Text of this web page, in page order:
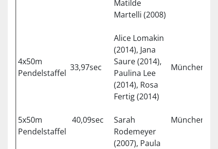
Matilde
Martelli (2008)
4x50m
Pendelstaffel
33,97sec
Alice Lomakin
(2014), Jana
Saure (2014),
Paulina Lee
(2014), Rosa
Fertig (2014)
München
5x50m
Pendelstaffel
40,09sec
Sarah
Rodemeyer
(2007), Paula
München